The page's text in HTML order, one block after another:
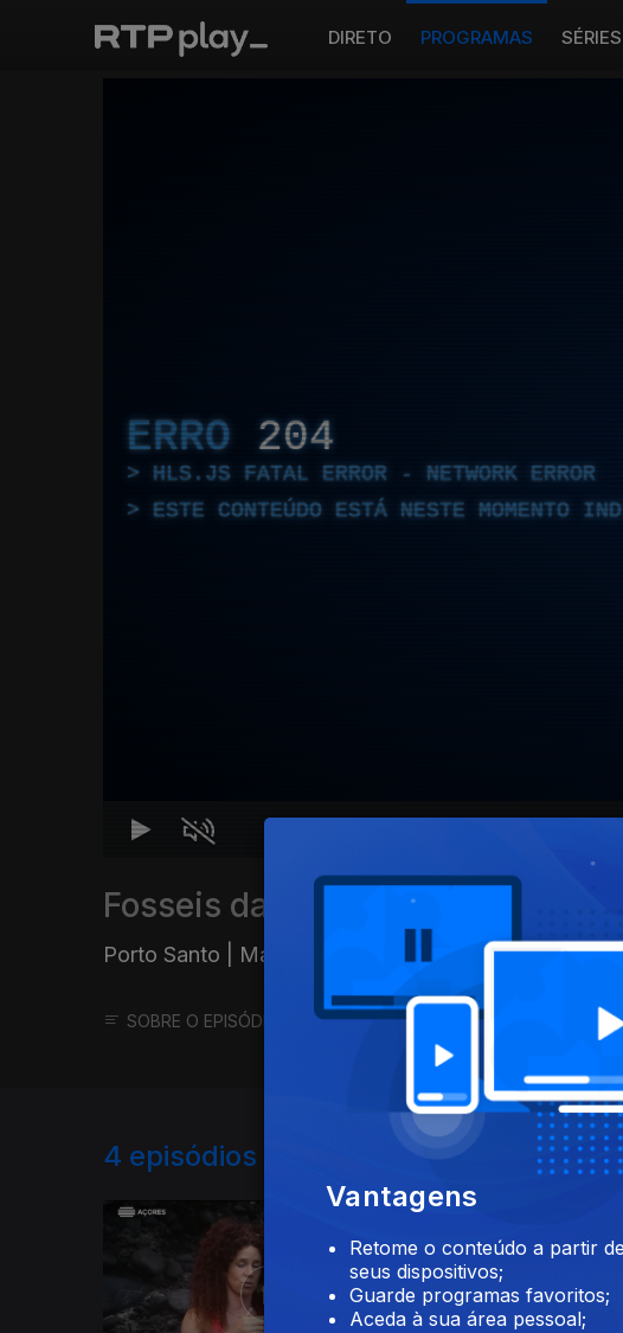
DIRETO PROGRAMAS SÉRIES
ERRO 204
HLS.JS FATAL ERROR - NETWORK ERROR
ESTE CONTEÚDO ESTÁ NESTE MOMENTO
Fosseis da Macaronésia
Porto Santo | Madeira 22 abr. 2025
SOBRE O EPISÓDIO SOBRE O PROGRAMA
4 episódios disponíveis
844651 Vantagens
Retome o conteúdo a partir
seus dispositivos;
Guarde programas favoritos;
Aceda à sua área pessoal;